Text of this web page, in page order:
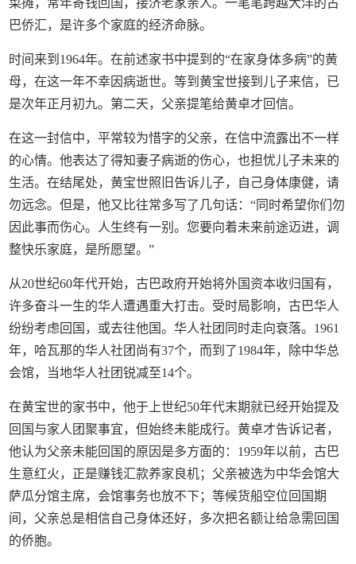
菜摊，常年寄钱回国，接济老家亲人。一笔笔跨越大洋的古
巴侨汇，是许多个家庭的经济命脉。
时间来到1964年。在前述家书中提到的“在家身体多病”的黄
母，在这一年不幸因病逝世。等到黄宝世接到儿子来信，已
是次年正月初九。第二天，父亲提笔给黄卓才回信。
在这一封信中，平常较为惜字的父亲，在信中流露出不一样
的心情。他表达了得知妻子病逝的伤心，也担忧儿子未来的
生活。在结尾处，黄宝世照旧告诉儿子，自己身体康健，请
勿远念。但是，他又比往常多写了几句话：“同时希望你们勿
因此事而伤心。人生终有一别。您要向着未来前途迈进，调
整快乐家庭，是所愿望。”
从20世纪60年代开始，古巴政府开始将外国资本收归国有，
许多奋斗一生的华人遭遇重大打击。受时局影响，古巴华人
纷纷考虑回国，或去往他国。华人社团同时走向衰落。1961
年，哈瓦那的华人社团尚有37个，而到了1984年，除中华总
会馆，当地华人社团锐减至14个。
在黄宝世的家书中，他于上世纪50年代末期就已经开始提及
回国与家人团聚事宜，但始终未能成行。黄卓才告诉记者，
他认为父亲未能回国的原因是多方面的：1959年以前，古巴
生意红火，正是赚钱汇款养家良机；父亲被选为中华会馆大
萨瓜分馆主席，会馆事务也放不下；等候货船空位回国期
间，父亲总是相信自己身体还好，多次把名额让给急需回国
的侨胞。